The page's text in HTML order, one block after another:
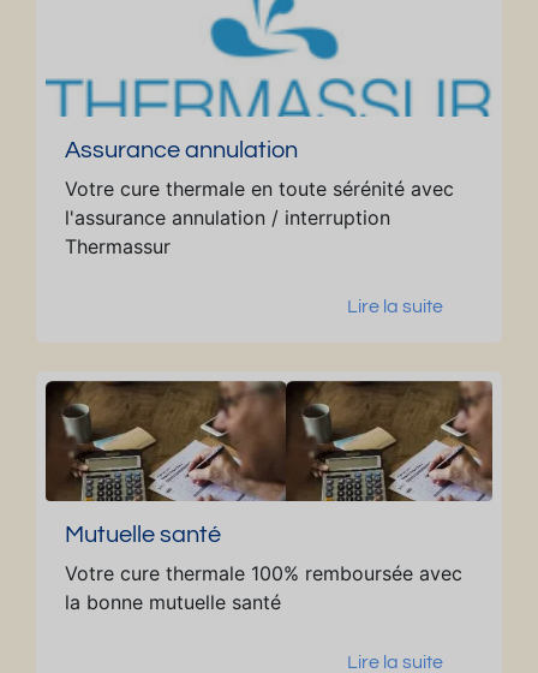
Assurance annulation
Votre cure thermale en toute sérénité avec
l'assurance annulation / interruption
Thermassur
Lire la suite
Mutuelle santé
Votre cure thermale 100% remboursée avec
la bonne mutuelle santé
Lire la suite